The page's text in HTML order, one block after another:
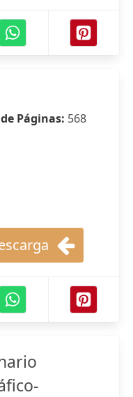
Páginas: 568